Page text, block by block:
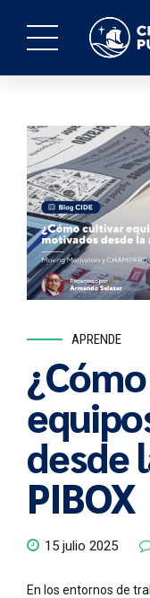
APRENDE
desde
PIBOX
15 julio 2025
En los entornos de